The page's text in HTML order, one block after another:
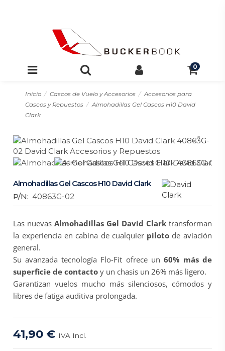
0
Inicio Cascos de Vuelo y Accesorios
Accesorios para
Cascos y Repuestos
Almohadillas Gel Cascos H10 David
Clark
Almohadillas Gel Cascos H10 David Clark
P/N: 40863G-02
Las nuevasAlmohadillas Gel David Clarktransforman
la experiencia en cabina de cualquier piloto de aviación
general.
Su avanzada tecnología Flo-Fit ofrece un 60% más de
superficie de contacto y un chasis un 26% más ligero.
Garantizan vuelos mucho más silenciosos, cómodos y
libres de fatiga auditiva prolongada.
41,90 € IVA Incl.